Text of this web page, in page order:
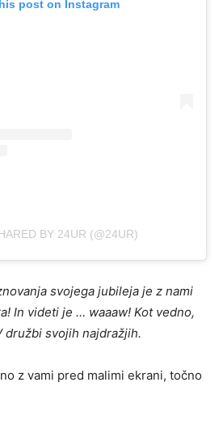
post on Instagram
BY 24UR (@24UR)
svojega jubileja je z nami
In videti je … waaaw! Kot vedno,
družbi svojih najdražjih.
z vami pred malimi ekrani, točno